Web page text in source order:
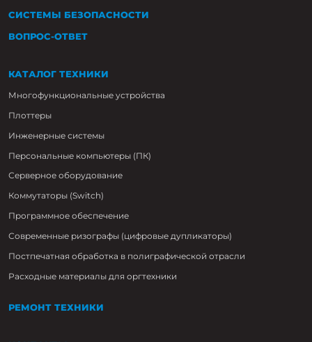
СИСТЕМЫ БЕЗОПАСНОСТИ
ВОПРОС-ОТВЕТ
КАТАЛОГ ТЕХНИКИ
Многофункциональные устройства
Плоттеры
Инженерные системы
Персональные компьютеры (ПК)
Серверное оборудование
Коммутаторы (Switch)
Программное обеспечение
Современные ризографы (цифровые дупликаторы)
Постпечатная обработка в полиграфической отрасли
Расходные материалы для оргтехники
РЕМОНТ ТЕХНИКИ